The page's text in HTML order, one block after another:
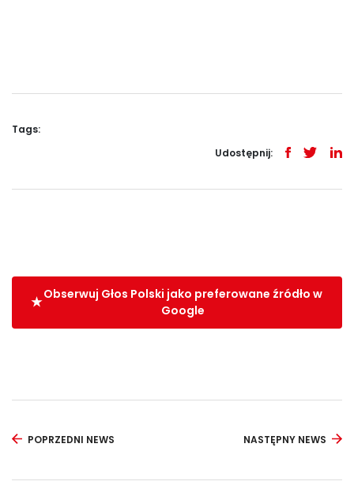
Tags:
Udostępnij:
Obserwuj Głos Polski jako preferowane źródło w
Google
POPRZEDNI NEWS NASTĘPNY NEWS